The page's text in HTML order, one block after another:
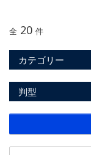
全 20 件
カテゴリー
判型